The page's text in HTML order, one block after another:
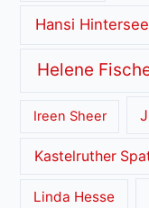
Hansi
Helene
Ireen Sheer
Kastelruther
Linda Hesse